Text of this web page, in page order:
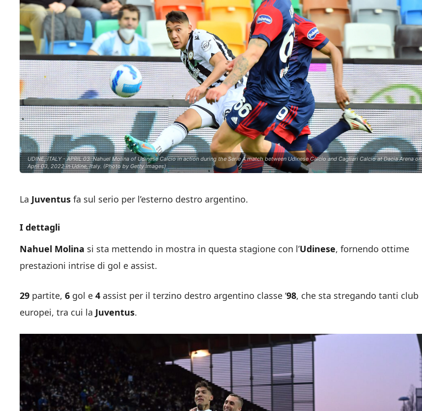
UDINE, ITALY - APRIL 03: Nahuel Molina of Udinese Calcio in action during the Serie A match between Udinese Calcio and Cagliari Calcio at Dacia Arena on
April 03, 2022 in Udine, Italy. (Photo by Getty Images)
La Juventus fa sul serio per l’esterno destro argentino.
I dettagli
Nahuel Molina si sta mettendo in mostra in questa stagione con l’Udinese, fornendo ottime
prestazioni intrise di gol e assist.
29 partite, 6 gol e 4 assist per il terzino destro argentino classe ‘98, che sta stregando tanti club
europei, tra cui la Juventus.